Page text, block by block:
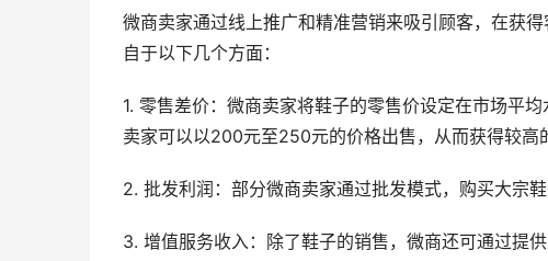
微商卖家通过线上推广和精准营销来吸引顾客，在获
自于以下几个方面：
1. 零售差价：微商卖家将鞋子的零售价设定在市场平
卖家可以以200元至250元的价格出售，从而获得较高
2. 批发利润：部分微商卖家通过批发模式，购买大宗
3. 增值服务收入：除了鞋子的销售，微商还可通过提